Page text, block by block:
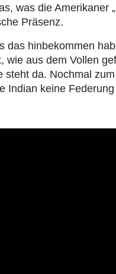
was die Amerikaner
Präsenz.
das hinbekommen
aus dem Vollen
da. Nochmal
Indian keine